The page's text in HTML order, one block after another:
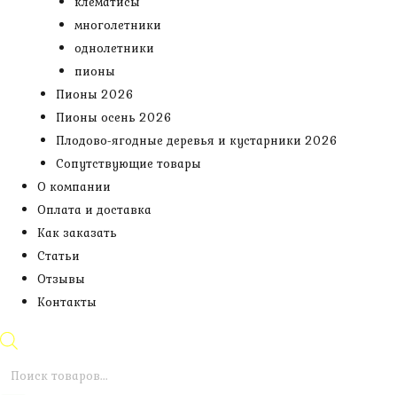
многолетники
однолетники
пионы
Пионы 2026
Пионы осень 2026
Плодово-ягодные деревья и кустарники 2026
Сопутствующие товары
О компании
Оплата и доставка
Как заказать
Статьи
Отзывы
Контакты
Поиск